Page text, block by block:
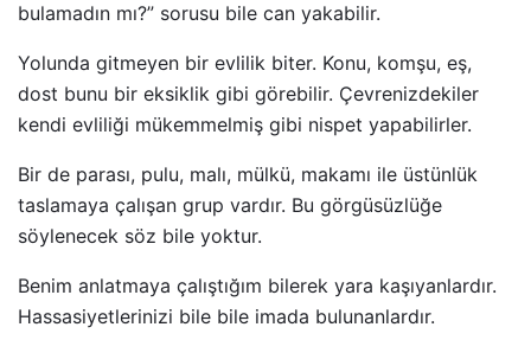
bulamadın mı?” sorusu bile can yakabilir.
Yolunda gitmeyen bir evlilik biter. Konu, komşu, eş,
dost bunu bir eksiklik gibi görebilir. Çevrenizdekiler
kendi evliliği mükemmelmiş gibi nispet yapabilirler.
Bir de parası, pulu, malı, mülkü, makamı ile üstünlük
taslamaya çalışan grup vardır. Bu görgüsüzlüğe
söylenecek söz bile yoktur.
Benim anlatmaya çalıştığım bilerek yara kaşıyanlardır.
Hassasiyetlerinizi bile bile imada bulunanlardır.